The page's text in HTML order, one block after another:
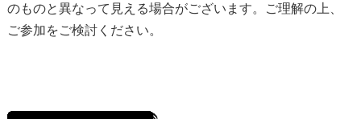
のものと異なって見える場合がございます。ご理解の上、
ご参加をご検討ください。